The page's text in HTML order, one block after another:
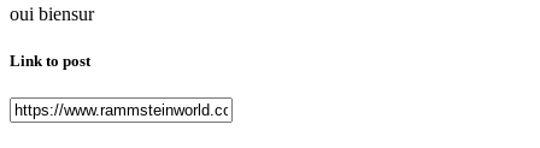
oui biensur
Link to post